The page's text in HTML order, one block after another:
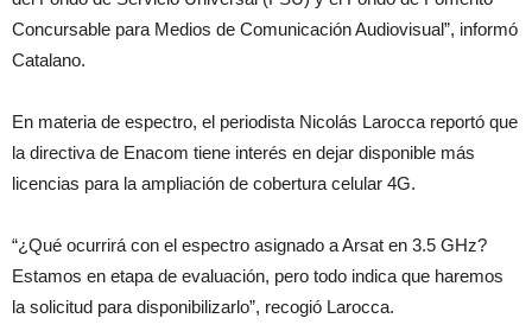
Concursable para Medios de Comunicación Audiovisual”, informó
Catalano.
En materia de espectro, el periodista Nicolás Larocca reportó que
la directiva de Enacom tiene interés en dejar disponible más
licencias para la ampliación de cobertura celular 4G.
“¿Qué ocurrirá con el espectro asignado a Arsat en 3.5 GHz?
Estamos en etapa de evaluación, pero todo indica que haremos
la solicitud para disponibilizarlo”, recogió Larocca.